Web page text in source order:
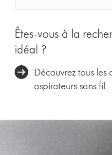
Êtes-vous à la
idéal ?
Découvrez tous les
aspirateurs sans fil